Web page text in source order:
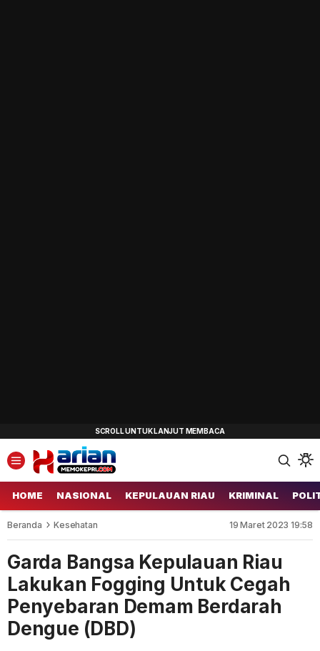
HOME NASIONAL KEPULAUAN RIAU KRIMINAL
Beranda Kesehatan 19 Maret 2023 19:58
Garda Bangsa Kepulauan Riau
Lakukan Fogging Untuk Cegah
Penyebaran Demam Berdarah
Dengue (DBD)